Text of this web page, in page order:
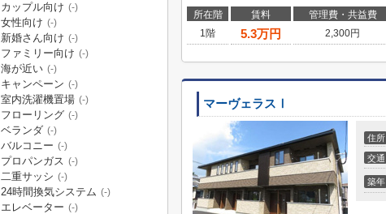
所在階 賃料 管理費・共益費
1階
5.3万円 2,300円
マーヴェラスⅠ
住所
交通
築年
カップル向け (-)
女性向け (-)
新婚さん向け (-)
ファミリー向け (-)
海が近い (-)
キャンペーン (-)
室内洗濯機置場 (-)
フローリング (-)
ベランダ (-)
バルコニー (-)
プロパンガス (-)
二重サッシ (-)
24時間換気システム (-)
エレベーター (-)